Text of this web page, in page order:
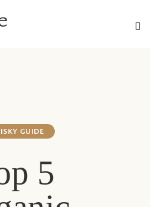
GUIDE
5